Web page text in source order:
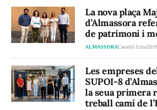
La nova plaça
d’Almassora
de patrimoni i
ALMASSORACastelló Extra20/
Les empreses
SUPOI-8
la seua primera
treball camí de